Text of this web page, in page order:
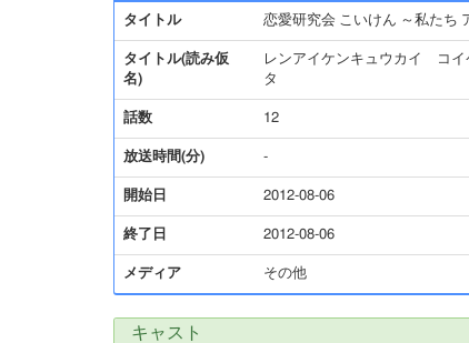
タイトル 恋愛研究会 こいけん ～私たち
タイトル(読み仮
名)
レンアイケンキュウカイ コ
タ
話数 12
放送時間(分) -
開始日 2012-08-06
終了日 2012-08-06
メディア その他
キャスト